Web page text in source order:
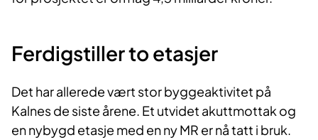
Ferdigstiller to etasjer
Det har allerede vært stor byggeaktivitet på
Kalnes de siste årene. Et utvidet akuttmottak og
en nybygd etasje med en ny MR er nå tatt i bruk.